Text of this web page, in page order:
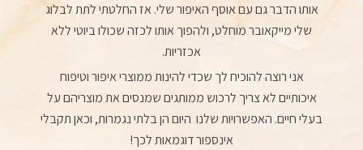
אותו הדבר גם עם אוסף האיפור שלי. אז החלטתי לתת לבלוג
שלי מייקאובר מוחלט, ולהפוך אותו לכזה שכולו ביוטי ללא
אכזריות.
אני רוצה להוכיח לך שכדי להינות ממוצרי איפור וטיפוח
איכותיים לא צריך לרכוש ממותגים שמנסים את מוצריהם על
בעלי חיים. האפשרויות שלנו היום הן בלתי נגמרות, וכאן תקבלי
אינספור דוגמאות לכך!